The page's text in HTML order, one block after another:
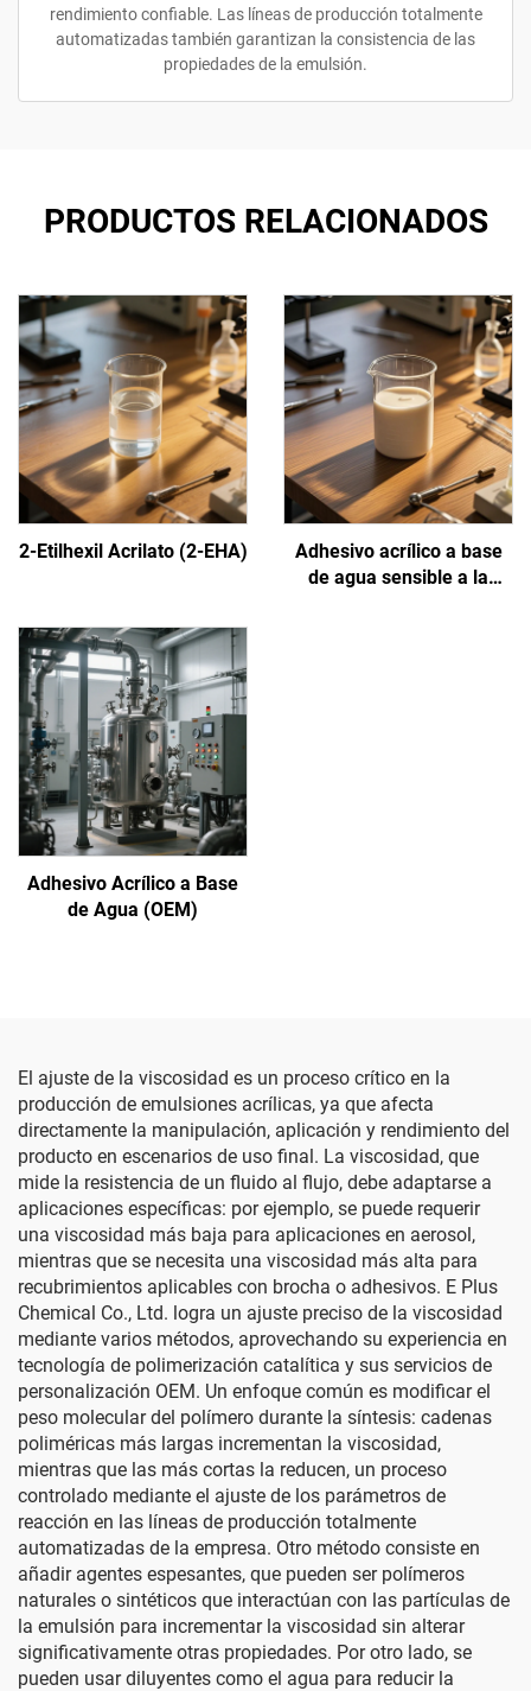
rendimiento confiable. Las líneas de producción totalmente
automatizadas también garantizan la consistencia de las
propiedades de la emulsión.
PRODUCTOS RELACIONADOS
2-Etilhexil Acrilato (2-EHA)
Adhesivo acrílico a base
de agua sensible a la
Adhesivo Acrílico a Base
de Agua (OEM)
El ajuste de la viscosidad es un proceso crítico en la
producción de emulsiones acrílicas, ya que afecta
directamente la manipulación, aplicación y rendimiento del
producto en escenarios de uso final. La viscosidad, que
mide la resistencia de un fluido al flujo, debe adaptarse a
aplicaciones específicas: por ejemplo, se puede requerir
una viscosidad más baja para aplicaciones en aerosol,
mientras que se necesita una viscosidad más alta para
recubrimientos aplicables con brocha o adhesivos. E Plus
Chemical Co., Ltd. logra un ajuste preciso de la viscosidad
mediante varios métodos, aprovechando su experiencia en
tecnología de polimerización catalítica y sus servicios de
personalización OEM. Un enfoque común es modificar el
peso molecular del polímero durante la síntesis: cadenas
poliméricas más largas incrementan la viscosidad,
mientras que las más cortas la reducen, un proceso
controlado mediante el ajuste de los parámetros de
reacción en las líneas de producción totalmente
automatizadas de la empresa. Otro método consiste en
añadir agentes espesantes, que pueden ser polímeros
naturales o sintéticos que interactúan con las partículas de
la emulsión para incrementar la viscosidad sin alterar
significativamente otras propiedades. Por otro lado, se
pueden usar diluyentes como el agua para reducir la